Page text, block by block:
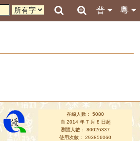
粵
普
在線人數： 5080
自 2014 年 7 月 8 日起
瀏覽人數： 80026337
使用次數： 293856060